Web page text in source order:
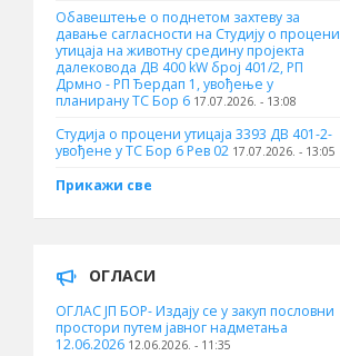
Обавештење о поднетом захтеву за
давање сагласности на Студију о процени
утицаја на животну средину пројекта
далековода ДВ 400 kW број 401/2, РП
Дрмно - РП Ђердап 1, увођење у
планирану ТС Бор 6 17.07.2026. - 13:08
Студија о процени утицаја 3393 ДВ 401-2-
увођене у ТС Бор 6 Рев 02 17.07.2026. - 13:05
Прикажи све
ОГЛАСИ
ОГЛАС ЈП БОР- Издају се у закуп пословни
простори путем јавног надметања
12.06.2026 12.06.2026. - 11:35